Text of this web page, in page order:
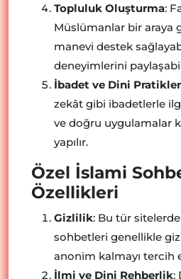
Topluluk Oluşturma:
Müslümanlar bir araya
manevi destek
deneyimlerini
İbadet ve Dini Pratikler
zekât gibi ibadetlerle
ve doğru uygulamalar
yapılır.
Özel İslami
Özellikleri
Gizlilik: Bu tür sitelerde
sohbetleri genellikle
anonim kalmayı tercih
İlmi ve Dini Rehberlik: